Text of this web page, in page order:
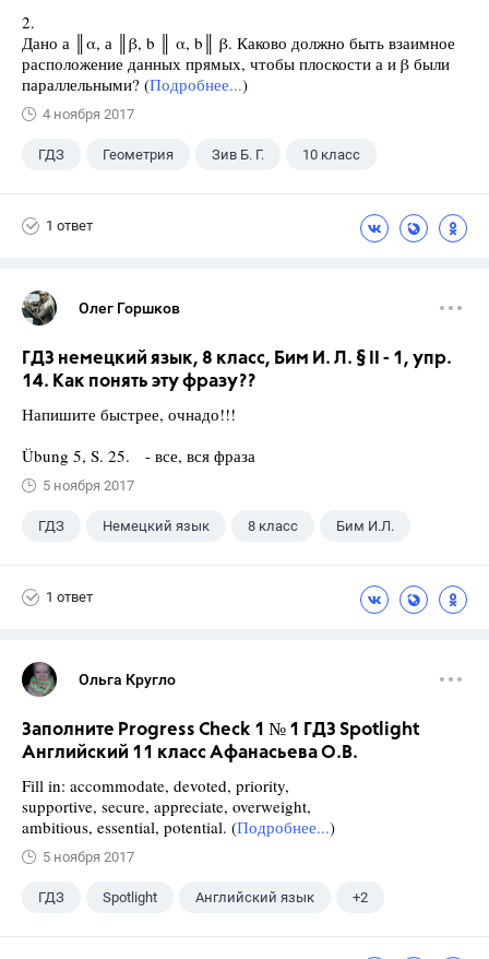
2.
Дано а ║α, а ║β, b ║ α, b║ β. Каково должно быть взаимное
расположение данных прямых, чтобы плоскости а и β были
параллельными? (Подробнее...)
4 ноября 2017
ГДЗ Геометрия Зив Б. Г. 10 класс
1 ответ
Олег Горшков
ГДЗ немецкий язык, 8 класс, Бим И. Л. § II - 1, упр.
14. Как понять эту фразу??
Напишите быстрее, очнадо!!!
Übung 5, S. 25. - все, вся фраза
5 ноября 2017
ГДЗ Немецкий язык 8 класс Бим И.Л.
1 ответ
Ольга Кругло
Заполните Progress Check 1 № 1 ГДЗ Spotlight
Английский 11 класс Афанасьева О.В.
Fill in: accommodate, devoted, priority,
supportive, secure, appreciate, overweight,
ambitious, essential, potential. (Подробнее...)
5 ноября 2017
ГДЗ Spotlight Английский язык +2